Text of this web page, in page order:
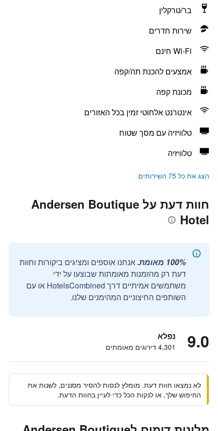
בר/טרקלין
שירות חדרים
Wi-Fi חינם
אמצעים להכנת תה/קפה
מכונת קפה
אינטרנט אלחוטי זמין בכל האזורים
טלוויזיה עם מסך שטוח
טלוויזיה
הצג את כל 75 השירותים
חוות דעת על Andersen Boutique
Hotel
100% מאומת.
אנחנו אוספים ומציגים ביקורות וחוות
דעת רק מהזמנות מאומתות שבוצעו על ידי
משתמשים אמיתיים דרך HotelsCombined או עם
השותפים החיצוניים המהימנים שלנו.
9.0 נפלא
4,301 דירוגים מאומתים
לא נמצאו חוות דעת. מומלץ לנסות להסיר מסננים, לשנות את
החיפוש שלך, או לנקות הכל כדי לעיין בחוות הדעת.